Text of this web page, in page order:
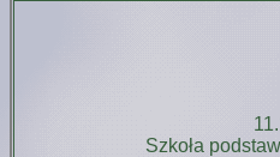
Szkoła